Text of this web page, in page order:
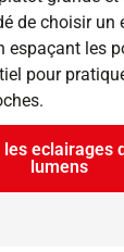
de choisir un
espaçant les
pour
eclairages
lumens